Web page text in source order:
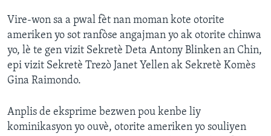
Vire-won sa a pwal fèt nan moman kote otorite
ameriken yo sot ranfòse angajman yo ak otorite chinwa
yo, lè te gen vizit Sekretè Deta Antony Blinken an Chin,
epi vizit Sekretè Trezò Janet Yellen ak Sekretè Komès
Gina Raimondo.
Anplis de eksprime bezwen pou kenbe liy
kominikasyon yo ouvè, otorite ameriken yo souliyen